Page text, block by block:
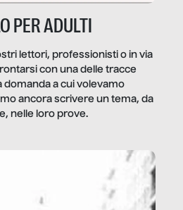
PER ADULTI
lettori, professionisti o in via
con una delle tracce
domanda a cui volevamo
ancora scrivere un tema, da
nelle loro prove.